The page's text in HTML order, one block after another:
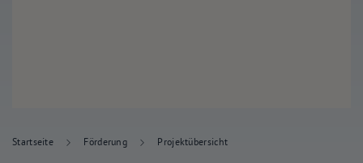
Startseite Förderung Projektübersicht